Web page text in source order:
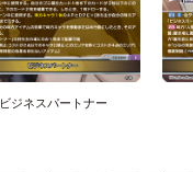
ビジネスパートナー